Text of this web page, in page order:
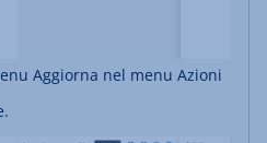
Aggiorna nel menu Azioni